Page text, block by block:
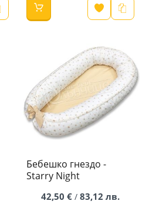
Бебешко гнездо -
Starry Night
42,50 € / 83,12 лв.